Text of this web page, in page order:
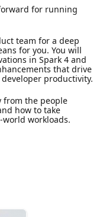
for running
team for a deep
for you. You will
in Spark 4 and
that drive
productivity.
from the people
how to take
workloads.